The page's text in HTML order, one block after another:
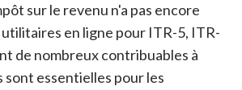
sur le revenu n'a pas encore
en ligne pour ITR-5, ITR-
de nombreux contribuables à
sont essentielles pour les